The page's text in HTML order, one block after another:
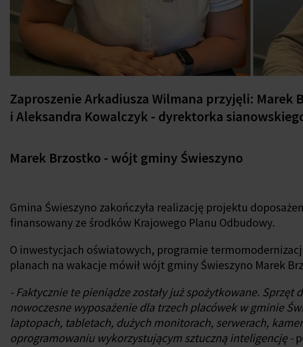
Zaproszenie Arkadiusza Wilmana przyjęli: Marek
i Aleksandra Kowalczyk - dyrektorka
Marek Brzostko - wójt gminy Świeszyno
Gmina Świeszyno zakończyła realizację projektu
finansowany ze środków Krajowego Planu Odbudowy.
O inwestycjach oświatowych, programie
planach na wakacje mówił wójt gminy Świeszyno Marek
- Faktycznie te pieniądze zostały już spożytkowane. Sprzęt
nowoczesne wyposażenie dla trzech placówek w gminie
laptopach, tabletach, dużych monitorach, serwerach,
oprogramowaniu wykorzystującym sztuczną inteligencję -